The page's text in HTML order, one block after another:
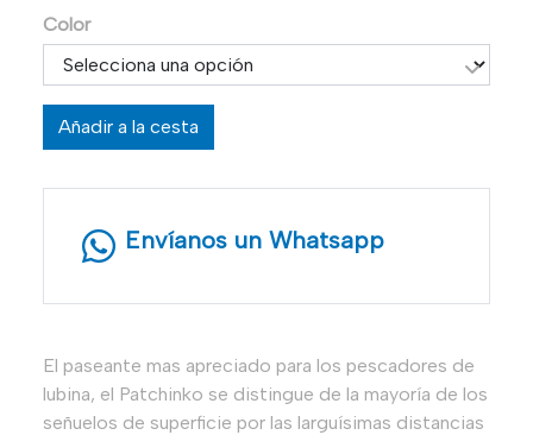
Color
Añadir a la cesta
Envíanos un Whatsapp
El paseante mas apreciado para los pescadores de
lubina, el Patchinko se distingue de la mayoría de los
señuelos de superficie por las larguísimas distancias